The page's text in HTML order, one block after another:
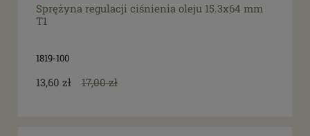
Sprężyna regulacji ciśnienia oleju 15.3x64 mm
T1
1819-100
13,60 zł 17,00 zł